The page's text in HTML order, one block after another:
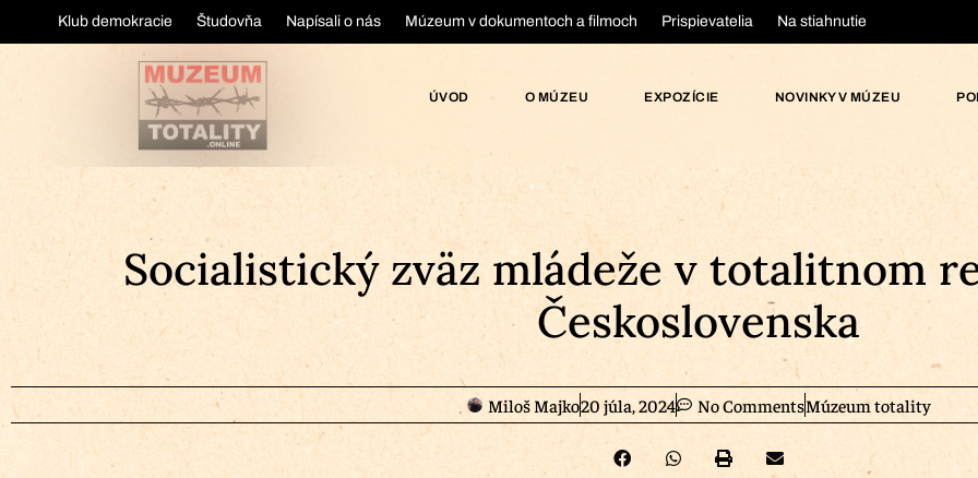
Klub demokracie Študovňa Napísali o nás Múzeum v dokumentoch a filmoch Prispievatelia Na stiahnutie
ÚVOD O MÚZEU EXPOZÍCIE NOVINKY V MÚZEU
Socialistický zväz mládeže v totalitnom
Československa
Miloš Majko20 júla, 2024 No CommentsMúzeum totality